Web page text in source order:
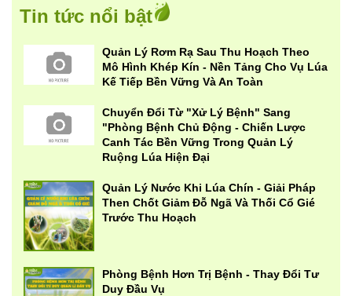
Tin tức nổi bật
Quản Lý Rơm Rạ Sau Thu Hoạch Theo
Mô Hình Khép Kín - Nền Tảng Cho Vụ Lúa
Kế Tiếp Bền Vững Và An Toàn
Chuyển Đổi Từ "Xử Lý Bệnh" Sang
"Phòng Bệnh Chủ Động - Chiến Lược
Canh Tác Bền Vững Trong Quản Lý
Ruộng Lúa Hiện Đại
Quản Lý Nước Khi Lúa Chín - Giải Pháp
Then Chốt Giảm Đỗ Ngã Và Thối Cổ Gié
Trước Thu Hoạch
Phòng Bệnh Hơn Trị Bệnh - Thay Đổi Tư
Duy Đầu Vụ